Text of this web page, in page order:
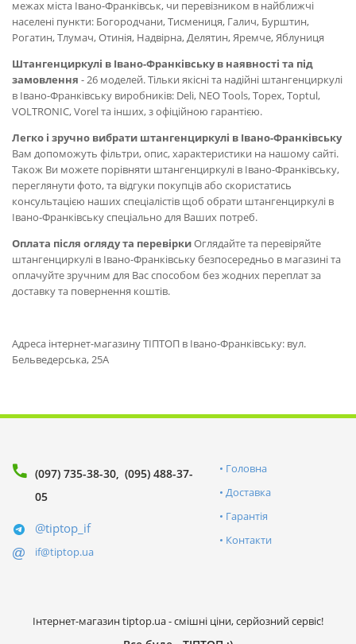
межах міста Івано-Франківськ, чи перевізником в найближчі
населені пункти: Богородчани, Тисмениця, Галич, Бурштин,
Рогатин, Тлумач, Отинія, Надвірна, Делятин, Яремче, Яблуниця
Штангенциркулі в Івано-Франківську в наявності та під
замовлення - 26 моделей. Тільки якісні та надійні штангенциркулі
в Івано-Франківську виробників: Deli, NEO Tools, Topex, Toptul,
VOLTRONIC, Vorel та інших, з офіційною гарантією.
Легко і зручно вибрати штангенциркулі в Івано-Франківську
Вам допоможуть фільтри, опис, характеристики на нашому сайті.
Також Ви можете порівняти штангенциркулі в Івано-Франківську,
переглянути фото, та відгуки покупців або скористатись
консультацією наших спеціалістів щоб обрати штангенциркулі в
Івано-Франківську спеціально для Ваших потреб.
Оплата після огляду та перевіркиОглядайте та перевіряйте
штангенциркулі в Івано-Франківську безпосередньо в магазині та
оплачуйте зручним для Вас способом без жодних переплат за
доставку та повернення коштів.
Адреса інтернет-магазину ТІПТОП в Івано-Франківську: вул.
Бельведерська, 25А
(097) 735-38-30 (095) 488-37-
05
@tiptop_if
if@tiptop.ua
Головна
Доставка
Гарантія
Контакти
Інтернет-магазин tiptop.ua - смішні ціни, серйозний сервіс!